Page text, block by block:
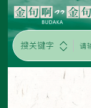
搜关键字